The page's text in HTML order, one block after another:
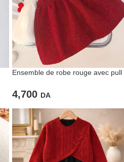
Ensemble de robe rouge avec pull
4,700 DA